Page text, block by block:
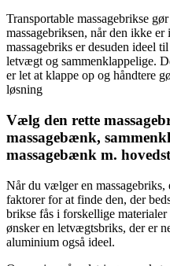
Transportable massagebrikse
massagebriksen, når den ikke
massagebriks er desuden ideel
letvægt og sammenklappelige.
er let at klappe op og håndtere
løsning
Vælg den rette
massagebænk,
massagebænk m.
Når du vælger en
faktorer for at finde den, der
brikse fås i forskellige
ønsker en letvægtsbriks, der er
aluminium også ideel.